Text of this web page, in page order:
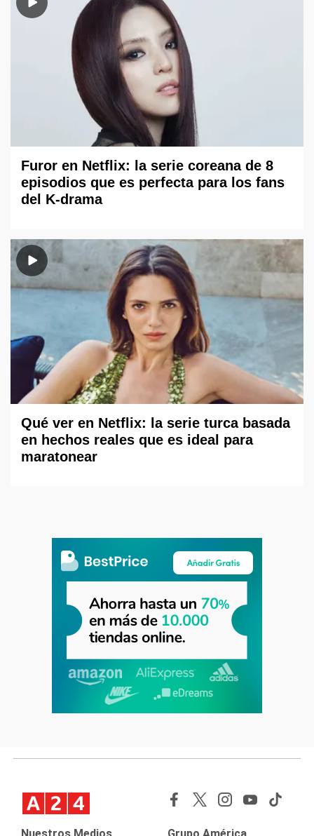
Furor en Netflix: la serie coreana de 8
episodios que es perfecta para los fans
del K-drama
Qué ver en Netflix: la serie turca basada
en hechos reales que es ideal para
maratonear